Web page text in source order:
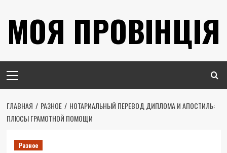
содержимому
МОЯ ПРОВІНЦІЯ
меню
ГЛАВНАЯ РАЗНОЕ
НОТАРИАЛЬНЫЙ ПЕРЕВОД ДИПЛОМА И АПОСТИЛЬ:
ПЛЮСЫ ГРАМОТНОЙ ПОМОЩИ
Разное